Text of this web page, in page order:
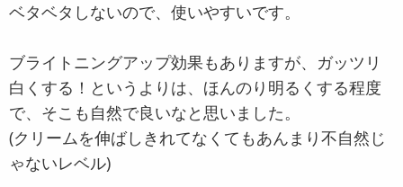
ベタベタしないので、使いやすいです。
ブライトニングアップ効果もありますが、ガッツリ
白くする！というよりは、ほんのり明るくする程度
で、そこも自然で良いなと思いました。
(クリームを伸ばしきれてなくてもあんまり不自然じ
ゃないレベル)